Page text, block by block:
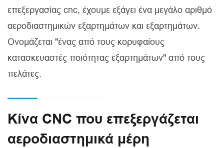
επεξεργασίας cnc, έχουμε εξάγει ένα μεγάλο αριθμό
αεροδιαστημικών εξαρτημάτων και εξαρτημάτων.
Ονομάζεται "ένας από τους κορυφαίους
κατασκευαστές ποιότητας εξαρτημάτων" από τους
πελάτες.
Κίνα CNC που επεξεργάζεται
αεροδιαστημικά μέρη